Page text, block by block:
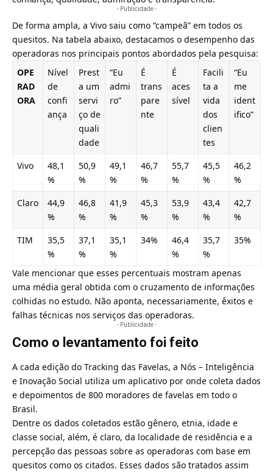
- Publicidade -
De forma ampla, a Vivo saiu como “campeã” em todos os
quesitos. Na tabela abaixo, destacamos o desempenho das
operadoras nos principais pontos abordados pela pesquisa:
OPE
RAD
ORA
Nível
de
confi
ança
Prest
a um
servi
ço de
quali
dade
“Eu
admi
ro”
É
trans
pare
nte
É
aces
sível
Facili
ta a
vida
dos
clien
tes
“Eu
me
ident
ifico”
Vivo
48,1
%
50,9
%
49,1
%
46,7
%
55,7
%
45,5
%
46,2
%
Claro
44,9
%
46,8
%
41,9
%
45,3
%
53,9
%
43,4
%
42,7
%
TIM
35,5
%
37,1
%
35,1
%
34%
46,4
%
35,7
%
35%
Vale mencionar que esses percentuais mostram apenas
uma média geral obtida com o cruzamento de informações
colhidas no estudo. Não aponta, necessariamente, êxitos e
falhas técnicas nos serviços das operadoras.
- Publicidade -
Como o levantamento foi feito
A cada edição do Tracking das Favelas, a Nós – Inteligência
e Inovação Social utiliza um aplicativo por onde coleta dados
e depoimentos de 800 moradores de favelas em todo o
Brasil.
Dentre os dados coletados estão gênero, etnia, idade e
classe social, além, é claro, da localidade de residência e a
percepção das pessoas sobre as operadoras com base em
quesitos como os citados. Esses dados são tratados assim